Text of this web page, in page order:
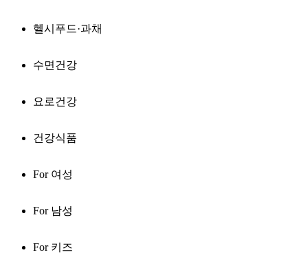
헬시푸드·과채
수면건강
요로건강
건강식품
For 여성
For 남성
For 키즈